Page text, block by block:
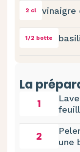
2 cl vinaigre
1/2 botte
La
1
2
une